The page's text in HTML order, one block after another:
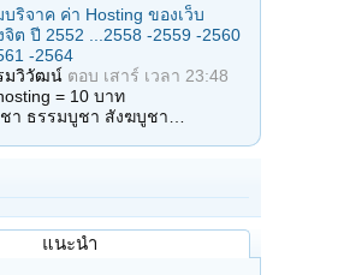
บริจาค ค่า Hosting ของเว็บ
จิต ปี 2552 ...2558 -2559 -2560
-2564
มวิวัฒน์ ตอบ เสาร์ เวลา 23:48
= 10 บาท
า ธรรมบูชา สังฆบูชา…
แนะนำ